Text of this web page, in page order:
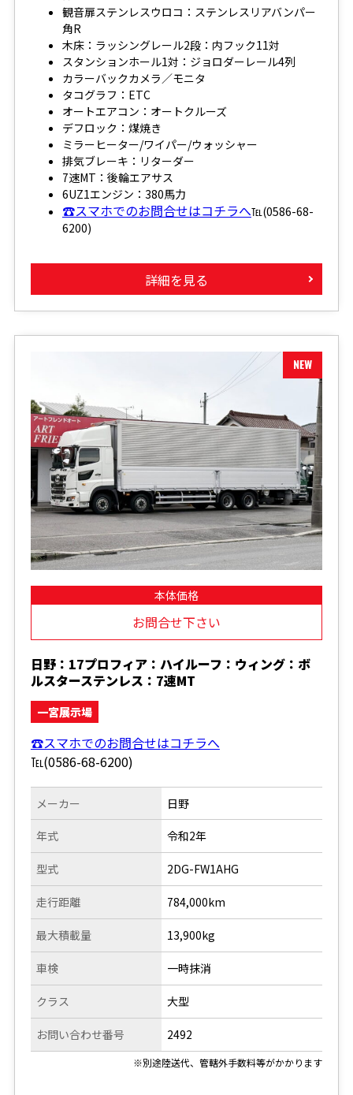
観音扉ステンレスウロコ：ステンレスリアバンパー
角R
木床：ラッシングレール2段：内フック11対
スタンションホール1対：ジョロダーレール4列
カラーバックカメラ／モニタ
タコグラフ：ETC
オートエアコン：オートクルーズ
デフロック：煤焼き
ミラーヒーター/ワイパー/ウォッシャー
排気ブレーキ：リターダー
7速MT：後輪エアサス
6UZ1エンジン：380馬力
☎スマホでのお問合せはコチラへ℡(0586-68-
6200)
詳細を見る
本体価格
お問合せ下さい
日野：17プロフィア：ハイルーフ：ウィング：ボ
ルスターステンレス：7速MT
一宮展示場
☎スマホでのお問合せはコチラへ
℡(0586-68-6200)
メーカー
年式
型式
走行距離
日野
令和2年
2DG-FW1AHG
784,000km
最大積載量
車検
クラス
お問い合わせ番号
13,900kg
一時抹消
大型
2492
※別途陸送代、管轄外手数料等がかかります